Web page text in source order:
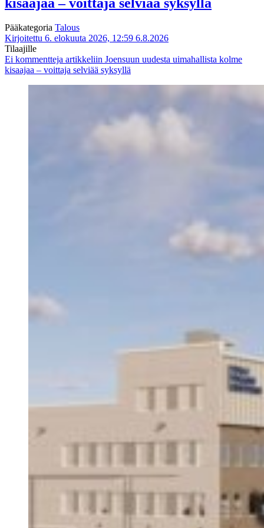
Pääkategoria Talous
Kirjoitettu 6. elokuuta 2026, 12:59 6.8.2026
Tilaajille
Ei kommentteja artikkeliin Joensuun uudesta uimahallista kolme
kisaajaa – voittaja selviää syksyllä